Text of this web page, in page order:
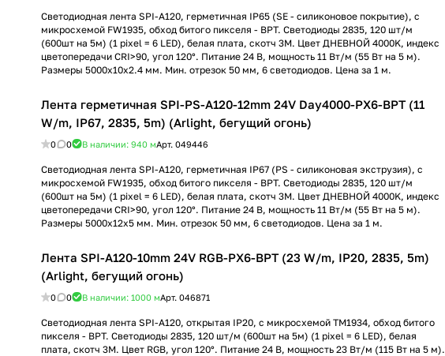
Светодиодная лента SPI-A120, герметичная IP65 (SE - силиконовое покрытие), с
микросхемой FW1935, обход битого пикселя - BPT. Светодиоды 2835, 120 шт/м
(600шт на 5м) (1 pixel = 6 LED), белая плата, скотч 3М. Цвет ДНЕВНОЙ 4000K, индекс
цветопередачи CRI>90, угол 120°. Питание 24 В, мощность 11 Вт/м (55 Вт на 5 м).
Размеры 5000x10x2.4 мм. Мин. отрезок 50 мм, 6 светодиодов. Цена за 1 м.
Лента герметичная SPI-PS-A120-12mm 24V Day4000-PX6-BPT (11
W/m, IP67, 2835, 5m) (Arlight, бегущий огонь)
0 0 В наличии: 940 мАрт. 049446
Светодиодная лента SPI-A120, герметичная IP67 (PS - силиконовая экструзия), с
микросхемой FW1935, обход битого пикселя - BPT. Светодиоды 2835, 120 шт/м
(600шт на 5м) (1 pixel = 6 LED), белая плата, скотч 3М. Цвет ДНЕВНОЙ 4000K, индекс
цветопередачи CRI>90, угол 120°. Питание 24 В, мощность 11 Вт/м (55 Вт на 5 м).
Размеры 5000x12x5 мм. Мин. отрезок 50 мм, 6 светодиодов. Цена за 1 м.
Лента SPI-A120-10mm 24V RGB-PX6-BPT (23 W/m, IP20, 2835, 5m)
(Arlight, бегущий огонь)
0 0 В наличии: 1000 мАрт. 046871
Светодиодная лента SPI-A120, открытая IP20, с микросхемой TM1934, обход битого
пикселя - BPT. Светодиоды 2835, 120 шт/м (600шт на 5м) (1 pixel = 6 LED), белая
плата, скотч 3М. Цвет RGB, угол 120°. Питание 24 В, мощность 23 Вт/м (115 Вт на 5 м).